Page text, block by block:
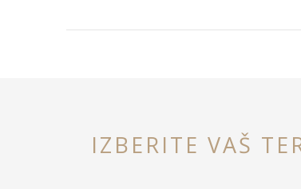
IZBERITE VAŠ